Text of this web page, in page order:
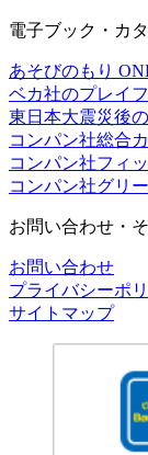
電子ブック・カ
あそびのもり
ベカ社のプレイ
東日本大震災後
コンパン社総合
コンパン社フィ
コンパン社グリ
お問い合わせ・
お問い合わせ
プライバシーポ
サイトマップ